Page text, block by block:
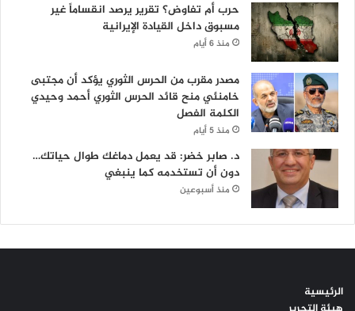
حرب أم تفاوض؟ تقرير يرصد انقساماً غير
مسبوق داخل القيادة الإيرانية
منذ 6 أيام
مصدر مقرب من الحرس الثوري يؤكد أن مجتبى
خامنئي منح قائد الحرس الثوري أحمد وحيدي
الكلمة الفصل
منذ 5 أيام
د. صابر خضر: قد يعمل دماغك طوال حياتك…
دون أن تستخدمه كما ينبغي
منذ أسبوعين
الرئيسية